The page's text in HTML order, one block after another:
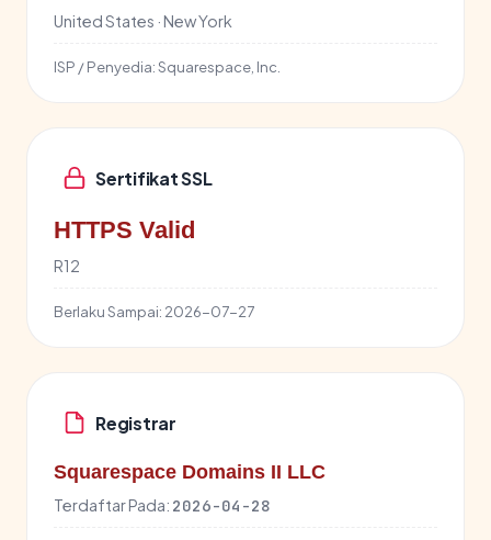
United States · New York
ISP / Penyedia:Squarespace, Inc.
Sertifikat SSL
HTTPS Valid
R12
Berlaku Sampai: 2026-07-27
Registrar
Squarespace Domains II LLC
Terdaftar Pada: 2026-04-28